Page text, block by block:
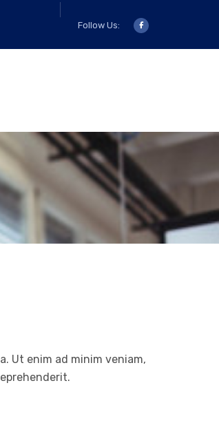
Follow Us:
Ut enim ad minim veniam,